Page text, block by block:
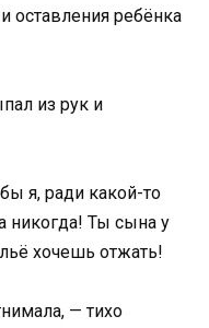
оставления ребёнка
из рук и
я, ради какой-то
никогда! Ты сына у
хочешь отжать!
— тихо